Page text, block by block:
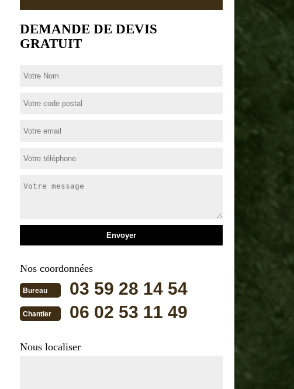
DEMANDE DE DEVIS
GRATUIT
Nos coordonnées
Bureau 03 59 28 14 54
Chantier 06 02 53 11 49
Nous localiser